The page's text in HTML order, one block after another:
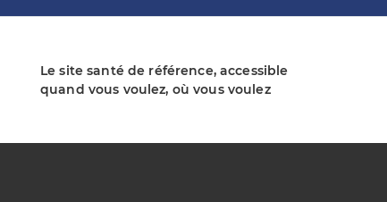
Le site santé de référence, accessible
quand vous voulez, où vous voulez